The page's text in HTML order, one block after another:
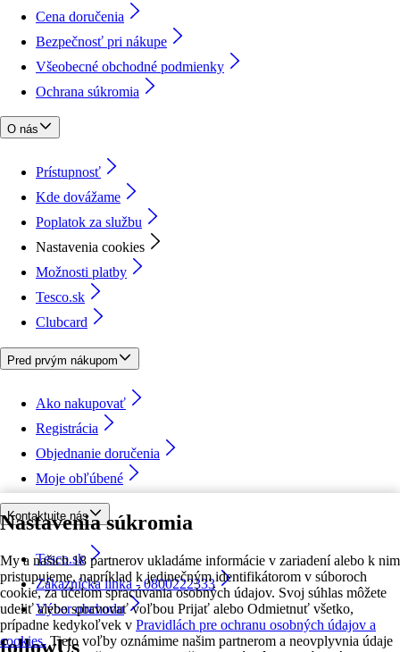
Nastavenia súkromia
My a našich 18 partnerov ukladáme informácie v zariadení alebo k nim
pristupujeme, napríklad k jedinečným identifikátorom v súboroch
cookie, za účelom spracúvania osobných údajov. Svoj súhlas môžete
udeliť alebo spravovať voľbou Prijať alebo Odmietnuť všetko,
prípadne kedykoľvek v Pravidlách pre ochranu osobných údajov a
cookies. Tieto voľby oznámime našim partnerom a neovplyvnia údaje
Cena doručenia
Bezpečnosť pri nákupe
Všeobecné obchodné podmienky
Ochrana súkromia
O nás
Prístupnosť
Kde dovážame
Poplatok za službu
Nastavenia cookies
Možnosti platby
Tesco.sk
Clubcard
Pred prvým nákupom
Ako nakupovať
Registrácia
Objednanie doručenia
Moje obľúbené
Kontaktujte nás
Tesco.sk
Zákaznícka linka - 0800222333
Výber obchodu
followUs